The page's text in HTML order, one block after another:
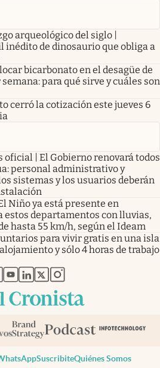
arqueológico del siglo |
inédito de dinosaurio que obliga a
bicarbonato en el desagüe de
para qué sirve y cuáles son
cerró la cotización este jueves 6
oficial | El Gobierno renovará todos
personal administrativo y
sistemas y los usuarios deberán
Niño ya está presente en
estos departamentos con lluvias,
hasta 55 km/h, según el Ideam
para vivir gratis en una isla
y sólo 4 horas de trabajo
abre en nueva pestaña
abre en nueva pestaña
abre en nueva pestaña
abre en nueva pestaña
abre en nueva pestaña
SuscribiteQuiénes Somos